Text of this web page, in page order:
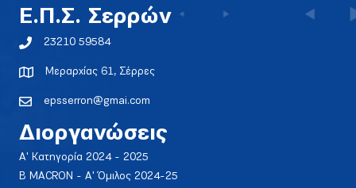
E.Π.Σ. Σερρών
23210 59584
Μεραρχίας 61, Σέρρες
epsserron@gmai.com
Διοργανώσεις
Α' Κατηγορία 2024 - 2025
Β MACRON - Α' Όμιλος 2024-25